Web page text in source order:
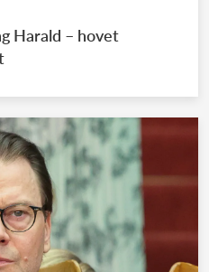
Harald – hovet